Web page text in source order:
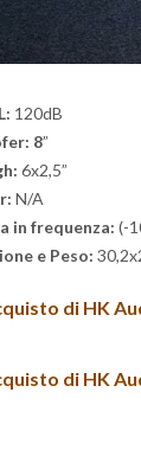
120dB
8”
6x2,5”
N/A
in frequenza: (-
e Peso:
di HK
di HK